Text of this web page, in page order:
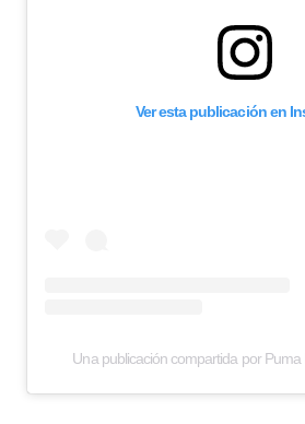
Ver esta publicación en
Una publicación compartida por